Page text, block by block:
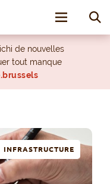
Toggle
de nouvelles
tout manque
INFRASTRUCTURE